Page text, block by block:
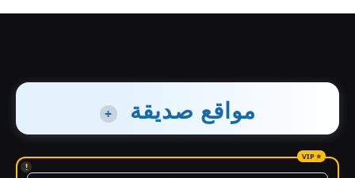
مواقع صديقة +
!